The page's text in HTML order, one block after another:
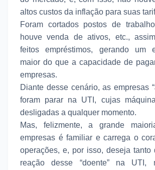
altos custos da inflação para suas
Foram cortados postos de
houve venda de ativos, etc.,
feitos empréstimos, gerando um
maior do que a capacidade de
empresas.
Diante desse cenário, as empresas
foram parar na UTI, cujas
desligadas a qualquer momento.
Mas, felizmente, a grande
empresas é familiar e carrega o
operações, e, por isso, deseja tanto
reação desse “doente” na UTI,